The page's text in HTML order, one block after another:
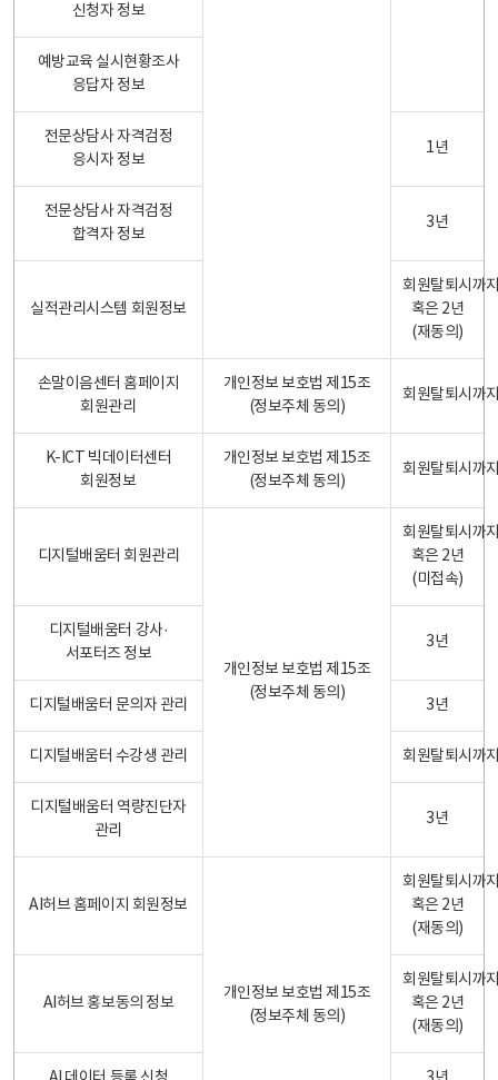
신청자 정보
예방교육 실시현황조사
응답자 정보
전문상담사 자격검정
응시자 정보
1년
전문상담사 자격검정
합격자 정보
3년
실적관리시스템 회원정보
회원탈퇴시까
혹은 2년
(재동의)
손말이음센터 홈페이지
회원관리
개인정보 보호법 제15조
(정보주체 동의)
회원탈퇴시까
K-ICT 빅데이터센터
회원정보
개인정보 보호법 제15조
(정보주체 동의)
회원탈퇴시까
디지털배움터 회원관리
개인정보 보호법 제15조
(정보주체 동의)
회원탈퇴시까
혹은 2년
(미접속)
디지털배움터 강사·
서포터즈 정보
3년
디지털배움터 문의자 관리 3년
디지털배움터 수강생 관리 회원탈퇴시까
디지털배움터 역량진단자
관리
3년
AI허브 홈페이지 회원정보
개인정보 보호법 제15조
(정보주체 동의)
회원탈퇴시까
혹은 2년
(재동의)
AI허브 홍보동의 정보
회원탈퇴시까
혹은 2년
(재동의)